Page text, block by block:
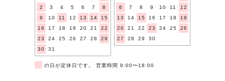
2
3 4 5 6 7
8
9
10 11 12 13 14
15
16
17 18 19 20 21
22
23
24 25 26 27 28
29
30
31
6
7 8 9 10 11
12
13
14 15 16 17 18
19
20
21 22 23 24 25
26
27
28 29 30
の日が定休日です。 営業時間 9:00〜18:00